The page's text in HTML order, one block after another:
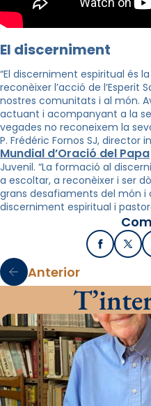
El discerniment
“El discerniment espiritual és
reconèixer l’acció de l’Esperit
nostres comunitats i al món.
actuant i acompanyant a la
vegades no reconeixem la
P. Frédéric Fornos SJ, director
Mundial d’Oració del Papa
Juvenil. “La formació al
a escoltar, a reconèixer i ser
grans desafiaments del món i
discerniment espiritual i
Facebook
X /
Anterior